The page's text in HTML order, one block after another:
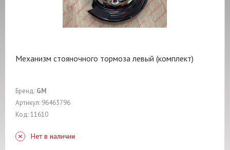
Механизм стояночного тормоза левый (комплект)
Бренд: GM
Артикул: 96463796
Код: 11610
Нет в наличии